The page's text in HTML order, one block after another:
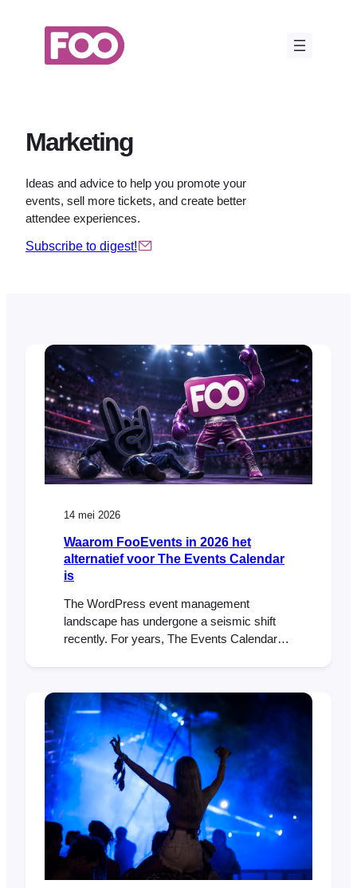
Marketing
Ideas and advice to help you promote your
events, sell more tickets, and create better
attendee experiences.
Subscribe to digest!
14 mei 2026
Waarom FooEvents in 2026 het
alternatief voor The Events Calendar
is
The WordPress event management
landscape has undergone a seismic shift
recently. For years, The Events Calendar
different kind of energy—and it’s not the
good kind. If you’ve been feeling the
“corporate chill” from your current plugin
provider, you aren’t alone….